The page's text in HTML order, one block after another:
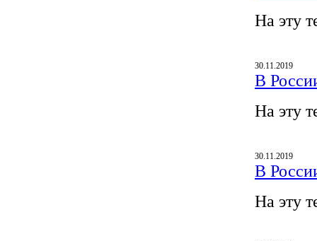
На эту
30.11.2019
В
На эту
30.11.2019
В
На эту